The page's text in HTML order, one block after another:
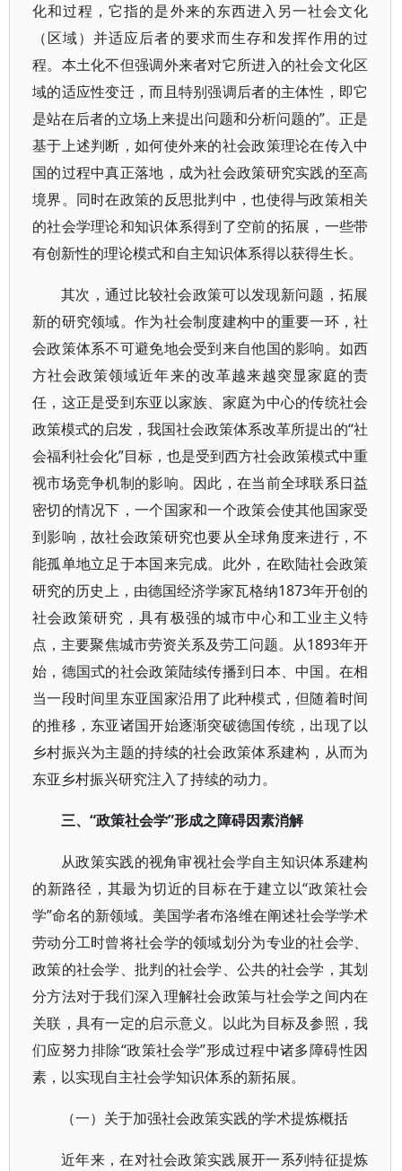
化和过程，它指的是外来的东西进入另一社会文化
（区域）并适应后者的要求而生存和发挥作用的过
程。本土化不但强调外来者对它所进入的社会文化区
域的适应性变迁，而且特别强调后者的主体性，即它
是站在后者的立场上来提出问题和分析问题的”。正是
基于上述判断，如何使外来的社会政策理论在传入中
国的过程中真正落地，成为社会政策研究实践的至高
境界。同时在政策的反思批判中，也使得与政策相关
的社会学理论和知识体系得到了空前的拓展，一些带
有创新性的理论模式和自主知识体系得以获得生长。
其次，通过比较社会政策可以发现新问题，拓展
新的研究领域。作为社会制度建构中的重要一环，社
会政策体系不可避免地会受到来自他国的影响。如西
方社会政策领域近年来的改革越来越突显家庭的责
任，这正是受到东亚以家族、家庭为中心的传统社会
政策模式的启发，我国社会政策体系改革所提出的“社
会福利社会化”目标，也是受到西方社会政策模式中重
视市场竞争机制的影响。因此，在当前全球联系日益
密切的情况下，一个国家和一个政策会使其他国家受
到影响，故社会政策研究也要从全球角度来进行，不
能孤单地立足于本国来完成。此外，在欧陆社会政策
研究的历史上，由德国经济学家瓦格纳1873年开创的
社会政策研究，具有极强的城市中心和工业主义特
点，主要聚焦城市劳资关系及劳工问题。从1893年开
始，德国式的社会政策陆续传播到日本、中国。在相
当一段时间里东亚国家沿用了此种模式，但随着时间
的推移，东亚诸国开始逐渐突破德国传统，出现了以
乡村振兴为主题的持续的社会政策体系建构，从而为
东亚乡村振兴研究注入了持续的动力。
三、“政策社会学”形成之障碍因素消解
从政策实践的视角审视社会学自主知识体系建构
的新路径，其最为切近的目标在于建立以“政策社会
学”命名的新领域。美国学者布洛维在阐述社会学学术
劳动分工时曾将社会学的领域划分为专业的社会学、
政策的社会学、批判的社会学、公共的社会学，其划
分方法对于我们深入理解社会政策与社会学之间内在
关联，具有一定的启示意义。以此为目标及参照，我
们应努力排除“政策社会学”形成过程中诸多障碍性因
素，以实现自主社会学知识体系的新拓展。
（一）关于加强社会政策实践的学术提炼概括
近年来，在对社会政策实践展开一系列特征提炼